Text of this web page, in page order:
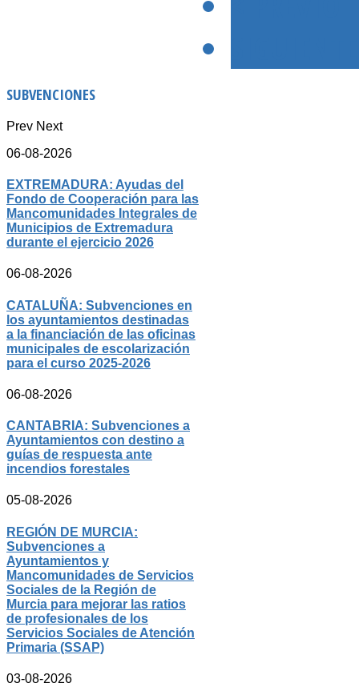
SUBVENCIONES
Prev Next
06-08-2026
EXTREMADURA: Ayudas del
Fondo de Cooperación para las
Mancomunidades Integrales de
Municipios de Extremadura
durante el ejercicio 2026
06-08-2026
CATALUÑA: Subvenciones en
los ayuntamientos destinadas
a la financiación de las oficinas
municipales de escolarización
para el curso 2025-2026
06-08-2026
CANTABRIA: Subvenciones a
Ayuntamientos con destino a
guías de respuesta ante
incendios forestales
05-08-2026
REGIÓN DE MURCIA:
Subvenciones a
Ayuntamientos y
Mancomunidades de Servicios
Sociales de la Región de
Murcia para mejorar las ratios
de profesionales de los
Servicios Sociales de Atención
Primaria (SSAP)
03-08-2026